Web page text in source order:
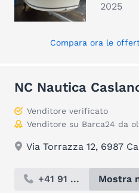
2025
Compara ora le
NC Nautica
Venditore verificato
Venditore su Barca24 da
Via Torrazza 12, 6987
+41 91 ... Mostra